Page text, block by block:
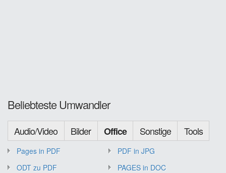
Beliebteste Umwandler
Audio/Video Bilder Office Sonstige Tools
Pages in PDF
PDF in JPG
ODT zu PDF
PAGES in DOC